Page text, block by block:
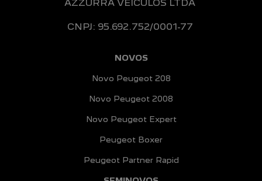
AZZURRA VEICULOS LTDA
CNPJ: 95.692.752/0001-77
NOVOS
Novo Peugeot 208
Novo Peugeot 2008
Novo Peugeot Expert
Peugeot Boxer
Peugeot Partner Rapid